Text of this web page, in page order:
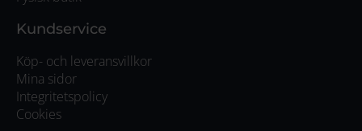
Kundservice
Köp- och leveransvillkor
Mina sidor
Integritetspolicy
Cookies